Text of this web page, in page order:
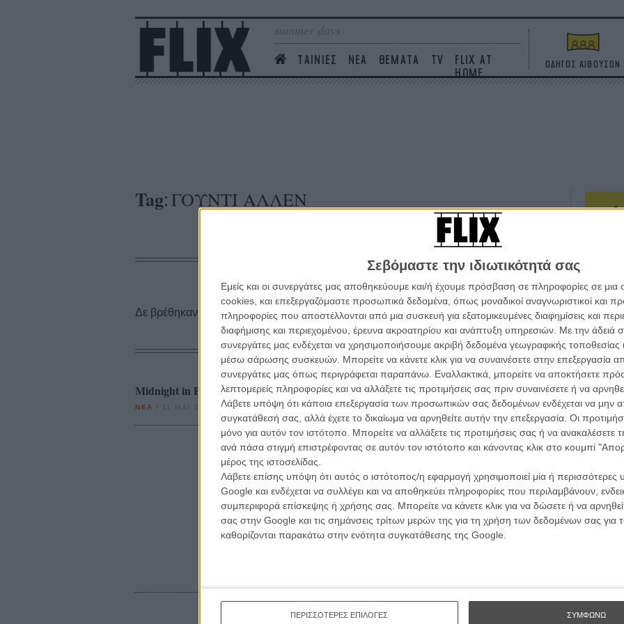
Σεβόμαστε την ιδιωτικότητά σας
Εμείς και οι συνεργάτες μας αποθηκεύουμε και/ή έχουμε πρόσβαση σε πληροφορίες σε
cookies, και επεξεργαζόμαστε προσωπικά δεδομένα, όπως μοναδικοί αναγνωριστικοί και
πληροφορίες που αποστέλλονται από μια συσκευή για εξατομικευμένες διαφημίσεις και
διαφήμισης και περιεχομένου, έρευνα ακροατηρίου και ανάπτυξη υπηρεσιών. Με την άδειά
συνεργάτες μας ενδέχεται να χρησιμοποιήσουμε ακριβή δεδομένα γεωγραφικής τοποθεσίας
μέσω σάρωσης συσκευών. Μπορείτε να κάνετε κλικ για να συναινέσετε στην επεξεργασία
συνεργάτες μας όπως περιγράφεται παραπάνω. Εναλλακτικά, μπορείτε να αποκτήσετε
λεπτομερείς πληροφορίες και να αλλάξετε τις προτιμήσεις σας πριν συναινέσετε ή να
Λάβετε υπόψη ότι κάποια επεξεργασία των προσωπικών σας δεδομένων ενδέχεται να μην
συγκατάθεσή σας, αλλά έχετε το δικαίωμα να αρνηθείτε αυτήν την επεξεργασία. Οι
μόνο για αυτόν τον ιστότοπο. Μπορείτε να αλλάξετε τις προτιμήσεις σας ή να ανακαλέσετε
ανά πάσα στιγμή επιστρέφοντας σε αυτόν τον ιστότοπο και κάνοντας κλικ στο κουμπί
μέρος της ιστοσελίδας.
Λάβετε επίσης υπόψη ότι αυτός ο ιστότοπος/η εφαρμογή χρησιμοποιεί μία ή περισσότερες
Google και ενδέχεται να συλλέγει και να αποθηκεύει πληροφορίες που περιλαμβάνουν,
συμπεριφορά επίσκεψης ή χρήσης σας. Μπορείτε να κάνετε κλικ για να δώσετε ή να
σας στην Google και τις σημάνσεις τρίτων μερών της για τη χρήση των δεδομένων σας
καθορίζονται παρακάτω στην ενότητα συγκατάθεσης της Google.
ΠΕΡΙΣΣΟΤΕΡΕΣ ΕΠΙΛΟΓΕΣ ΣΥΜΦΩΝΩ
summer days
ΤΑΙΝΙΕΣ ΝΕΑ ΘΕΜΑΤΑ TV
FLIX AT
HOME
ΟΔΗΓΟΣ ΑΙΘΟΥΣΩΝ
Tag: ΓΟΥΝΤΙ ΑΛΛΕΝ
ΤΑΙΝΙΕΣ
Δε βρέθηκαν σχετικές κριτικές ταινιών.
ΑΡΘΡΑ
Midnight in Paris: Το καρτποσταλικό Παρίσι του Γούντι Αλεν
ΝΕΑ 11 ΜΑΙ 2011 Γιώργος Κρασσακόπουλος
Βιμ
Η
σε
Εγγράψου